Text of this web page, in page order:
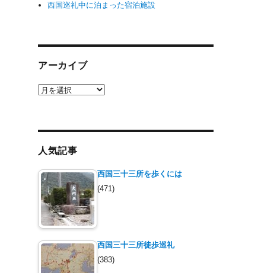
西国巡礼中に泊まった宿泊施設
アーカイブ
ア
人気記事
西国三十三所を歩くには
(471)
西国三十三所徒歩巡礼
(383)